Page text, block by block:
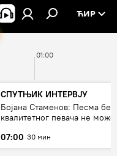
ЋИР
01:00
СПУТЊИК ИНТЕРВЈУ
Бојана Стаменов: Песма без
квалитетног певача не може
07:00 30 мин